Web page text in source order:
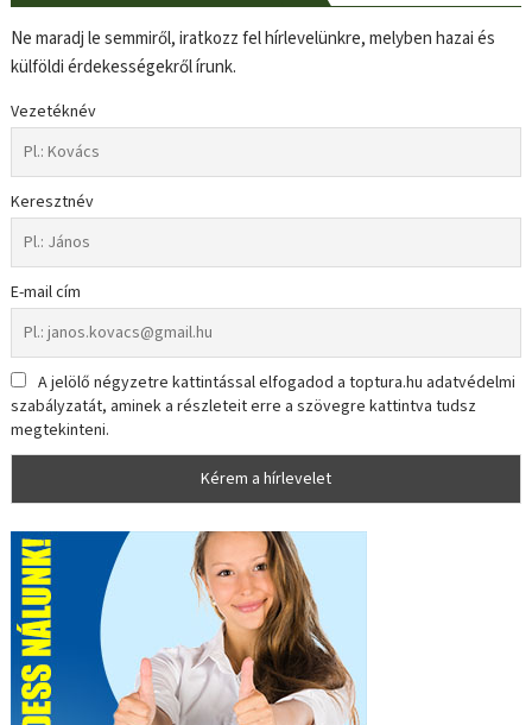
Ne maradj le semmiről, iratkozz fel hírlevelünkre, melyben hazai és
külföldi érdekességekről írunk.
Vezetéknév
Keresztnév
E-mail cím
A jelölő négyzetre kattintással elfogadod a toptura.hu adatvédelmi
szabályzatát, aminek a részleteit erre a szövegre kattintva tudsz
megtekinteni.